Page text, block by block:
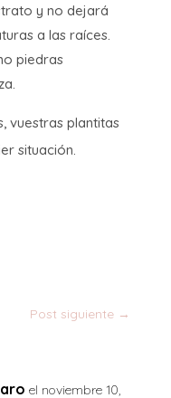
y no dejará
a las raíces.
piedras
vuestras plantitas
situación.
Post siguiente →
el noviembre 10,